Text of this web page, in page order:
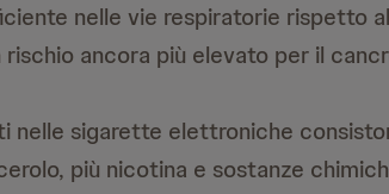
nelle vie respiratorie rispetto
ancora più elevato per il
nelle sigarette elettroniche
più nicotina e sostanze